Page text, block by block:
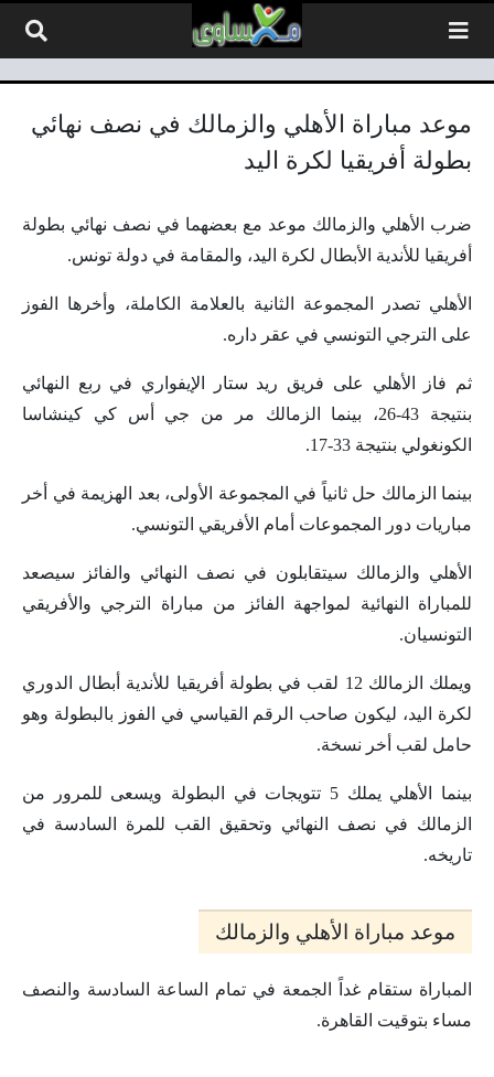
موعد مباراة الأهلي والزمالك في نصف نهائي
بطولة أفريقيا لكرة اليد
ضرب الأهلي والزمالك موعد مع بعضهما في نصف نهائي بطولة
أفريقيا للأندية الأبطال لكرة اليد، والمقامة في دولة تونس.
الأهلي تصدر المجموعة الثانية بالعلامة الكاملة، وأخرها الفوز
على الترجي التونسي في عقر داره.
ثم فاز الأهلي على فريق ريد ستار الإيفواري في ربع النهائي
بنتيجة 43-26، بينما الزمالك مر من جي أس كي كينشاسا
الكونغولي بنتيجة 33-17.
بينما الزمالك حل ثانياً في المجموعة الأولى، بعد الهزيمة في أخر
مباريات دور المجموعات أمام الأفريقي التونسي.
الأهلي والزمالك سيتقابلون في نصف النهائي والفائز سيصعد
للمباراة النهائية لمواجهة الفائز من مباراة الترجي والأفريقي
التونسيان.
ويملك الزمالك 12 لقب في بطولة أفريقيا للأندية أبطال الدوري
لكرة اليد، ليكون صاحب الرقم القياسي في الفوز بالبطولة وهو
حامل لقب أخر نسخة.
بينما الأهلي يملك 5 تتويجات في البطولة ويسعى للمرور من
الزمالك في نصف النهائي وتحقيق القب للمرة السادسة في
تاريخه.
موعد مباراة الأهلي والزمالك
المباراة ستقام غداً الجمعة في تمام الساعة السادسة والنصف
مساء بتوقيت القاهرة.